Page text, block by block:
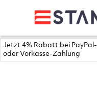
Jetzt 4% Rabatt bei PayPal-
oder Vorkasse-Zahlung